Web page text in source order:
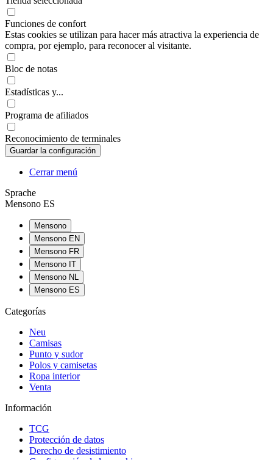
Funciones de confort
Estas cookies se utilizan para hacer más atractiva la experiencia de
compra, por ejemplo, para reconocer al visitante.
Bloc de notas
Estadísticas y...
Programa de afiliados
Reconocimiento de terminales
Cerrar menú
Sprache
Mensono ES
Mensono
Mensono EN
Mensono FR
Mensono IT
Mensono NL
Mensono ES
Categorías
Neu
Camisas
Punto y sudor
Polos y camisetas
Ropa interior
Venta
Información
TCG
Protección de datos
Derecho de desistimiento